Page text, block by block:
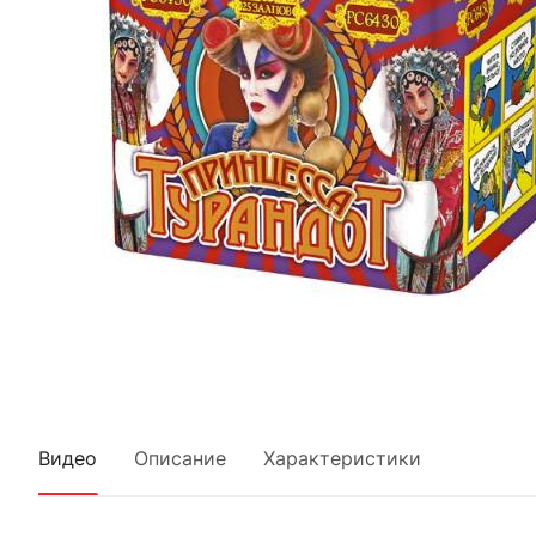
Видео Описание Характеристики